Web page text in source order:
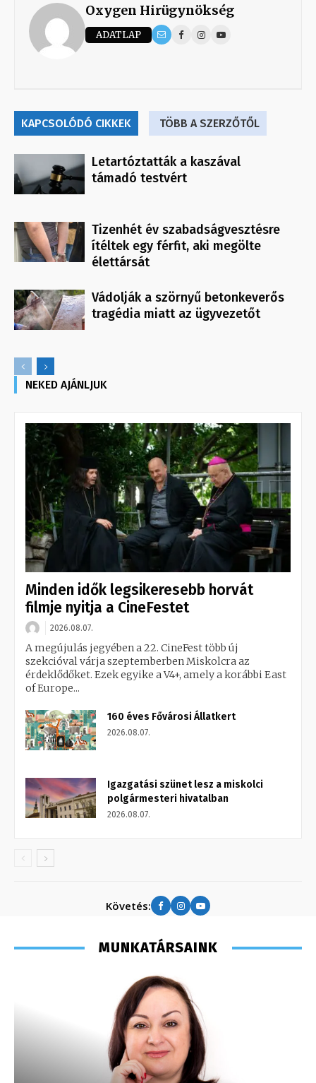
Oxygen Hirügynökség
ADATLAP
KAPCSOLÓDÓ CIKKEK TÖBB A SZERZŐTŐL
Letartóztatták a kaszával
támadó testvért
Tizenhét év szabadságvesztésre
ítéltek egy férfit, aki megölte
élettársát
Vádolják a szörnyű betonkeverős
tragédia miatt az ügyvezetőt
NEKED AJÁNLJUK
Minden idők legsikeresebb horvát
filmje nyitja a CineFestet
2026.08.07.
A megújulás jegyében a 22. CineFest több új
szekcióval várja szeptemberben Miskolcra az
érdeklődőket. Ezek egyike a V4+, amely a korábbi East
of Europe...
160 éves Fővárosi Állatkert
2026.08.07.
Igazgatási szünet lesz a miskolci
polgármesteri hivatalban
2026.08.07.
Követés:
MUNKATÁRSAINK